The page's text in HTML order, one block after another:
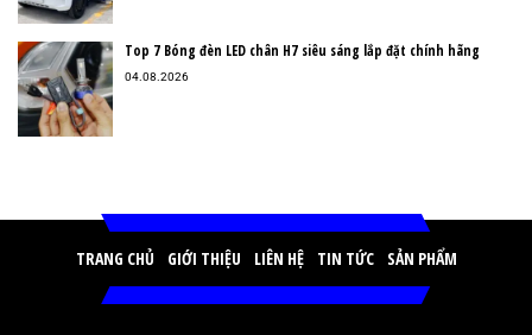
Top 7 Bóng đèn LED chân H7 siêu sáng lắp đặt chính hãng
04.08.2026
TRANG CHỦ GIỚI THIỆU LIÊN HỆ TIN TỨC SẢN PHẨM